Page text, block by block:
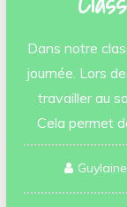
Dans notre
journée. Lors
travailler au
Cela permet